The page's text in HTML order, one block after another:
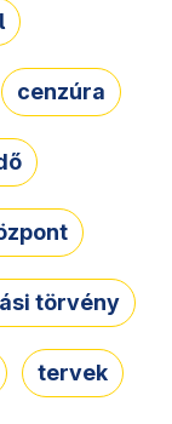
cenzúra
törvény
tervek